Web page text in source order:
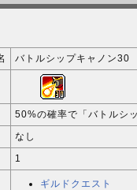
バトルシップキャノン30
50%の確率で「バトルシ
なし
1
ギルドクエスト